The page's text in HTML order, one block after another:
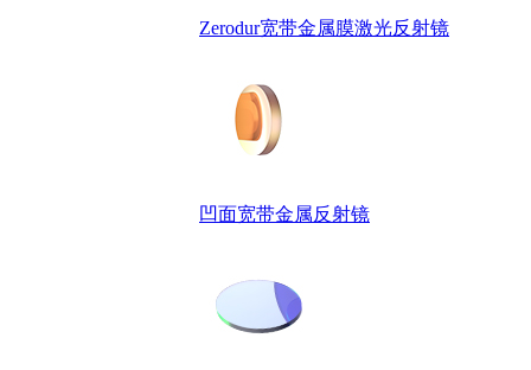
Zerodur宽带金属膜激光反射镜
凹面宽带金属反射镜